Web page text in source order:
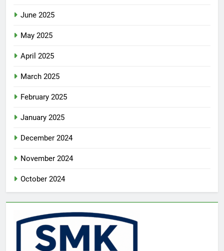
June 2025
May 2025
April 2025
March 2025
February 2025
January 2025
December 2024
November 2024
October 2024